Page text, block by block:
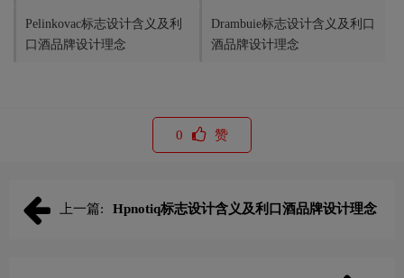
Pelinkovac标志设计含义及利
口酒品牌设计理念
Drambuie标志设计含义及利口
酒品牌设计理念
0 赞
上一篇: Hpnotiq标志设计含义及利口酒品牌设计理念